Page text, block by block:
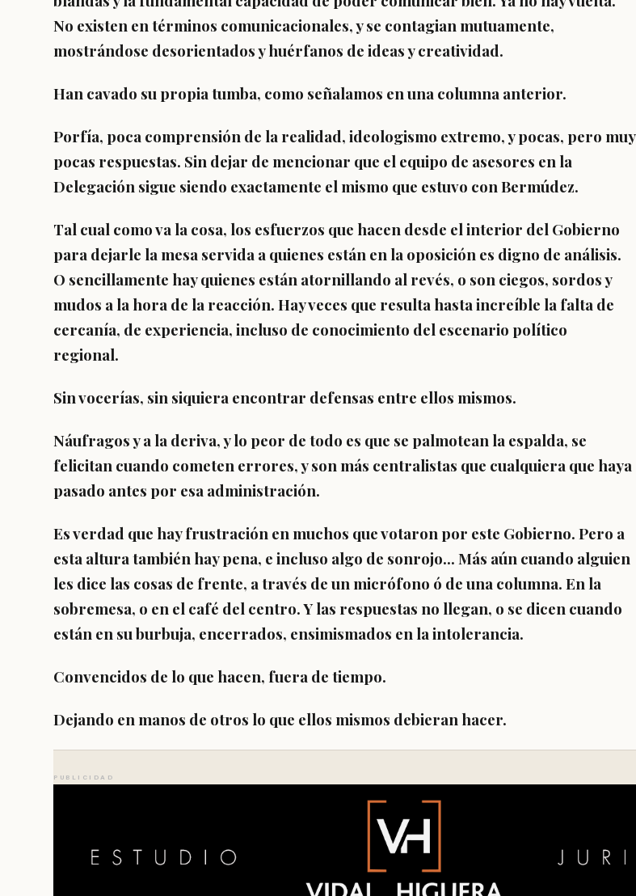
No existen en términos comunicacionales, y se contagian mutuamente,
mostrándose desorientados y huérfanos de ideas y creatividad.
Han cavado su propia tumba, como señalamos en una columna anterior.
Porfía, poca comprensión de la realidad, ideologismo extremo, y pocas, pero muy
pocas respuestas. Sin dejar de mencionar que el equipo de asesores en la
Delegación sigue siendo exactamente el mismo que estuvo con Bermúdez.
Tal cual como va la cosa, los esfuerzos que hacen desde el interior del Gobierno
para dejarle la mesa servida a quienes están en la oposición es digno de análisis.
O sencillamente hay quienes están atornillando al revés, o son ciegos, sordos y
mudos a la hora de la reacción. Hay veces que resulta hasta increíble la falta de
cercanía, de experiencia, incluso de conocimiento del escenario político
regional.
Sin vocerías, sin siquiera encontrar defensas entre ellos mismos.
Náufragos y a la deriva, y lo peor de todo es que se palmotean la espalda, se
felicitan cuando cometen errores, y son más centralistas que cualquiera que haya
pasado antes por esa administración.
Es verdad que hay frustración en muchos que votaron por este Gobierno. Pero a
esta altura también hay pena, e incluso algo de sonrojo... Más aún cuando alguien
les dice las cosas de frente, a través de un micrófono ó de una columna. En la
sobremesa, o en el café del centro. Y las respuestas no llegan, o se dicen cuando
están en su burbuja, encerrados, ensimismados en la intolerancia.
Convencidos de lo que hacen, fuera de tiempo.
Dejando en manos de otros lo que ellos mismos debieran hacer.
PUBLICIDAD